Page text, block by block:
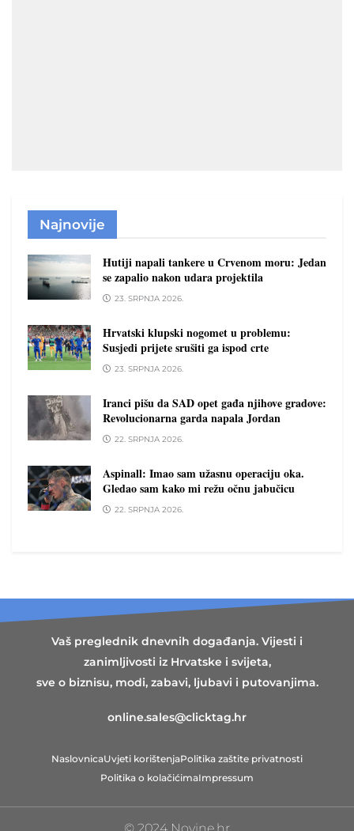
Najnovije
Hutiji napali tankere u Crvenom moru: Jedan
se zapalio nakon udara projektila
23. SRPNJA 2026.
Hrvatski klupski nogomet u problemu:
Susjedi prijete srušiti ga ispod crte
23. SRPNJA 2026.
Iranci pišu da SAD opet gađa njihove gradove:
Revolucionarna garda napala Jordan
22. SRPNJA 2026.
Aspinall: Imao sam užasnu operaciju oka.
Gledao sam kako mi režu očnu jabučicu
22. SRPNJA 2026.
Vaš preglednik dnevnih događanja. Vijesti i
zanimljivosti iz Hrvatske i svijeta,
sve o biznisu, modi, zabavi, ljubavi i putovanjima.
online.sales@clicktag.hr
NaslovnicaUvjeti korištenjaPolitika zaštite privatnosti
Politika o kolačićimaImpressum